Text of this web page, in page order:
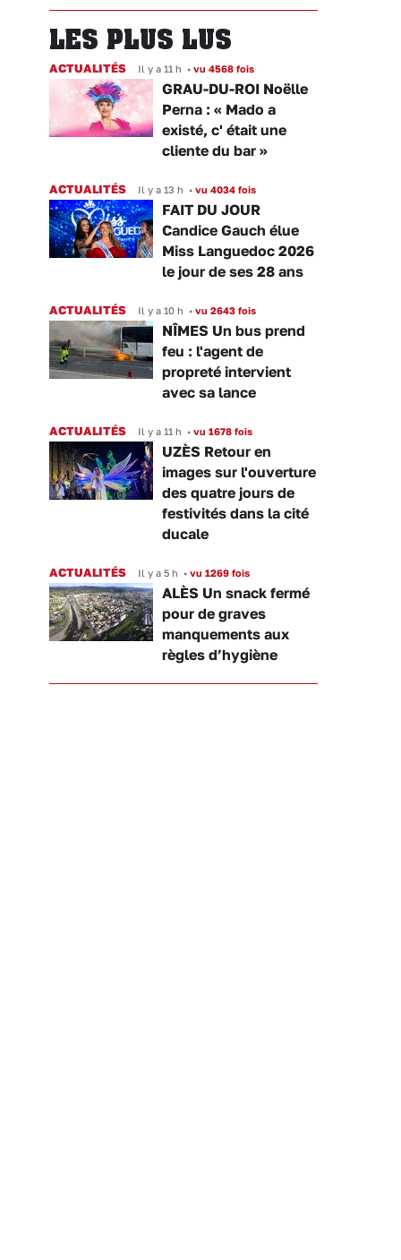
LES PLUS LUS
ACTUALITÉS Il y a 11 h • vu 4568 fois
GRAU-DU-ROI Noëlle
Perna : « Mado a
existé, c' était une
cliente du bar »
ACTUALITÉS Il y a 13 h • vu 4034 fois
FAIT DU JOUR
Candice Gauch élue
Miss Languedoc 2026
le jour de ses 28 ans
ACTUALITÉS Il y a 10 h • vu 2643 fois
NÎMES Un bus prend
feu : l'agent de
propreté intervient
avec sa lance
ACTUALITÉS Il y a 11 h • vu 1678 fois
UZÈS Retour en
images sur l'ouverture
des quatre jours de
festivités dans la cité
ducale
ACTUALITÉS Il y a 5 h • vu 1269 fois
ALÈS Un snack fermé
pour de graves
manquements aux
règles d’hygiène